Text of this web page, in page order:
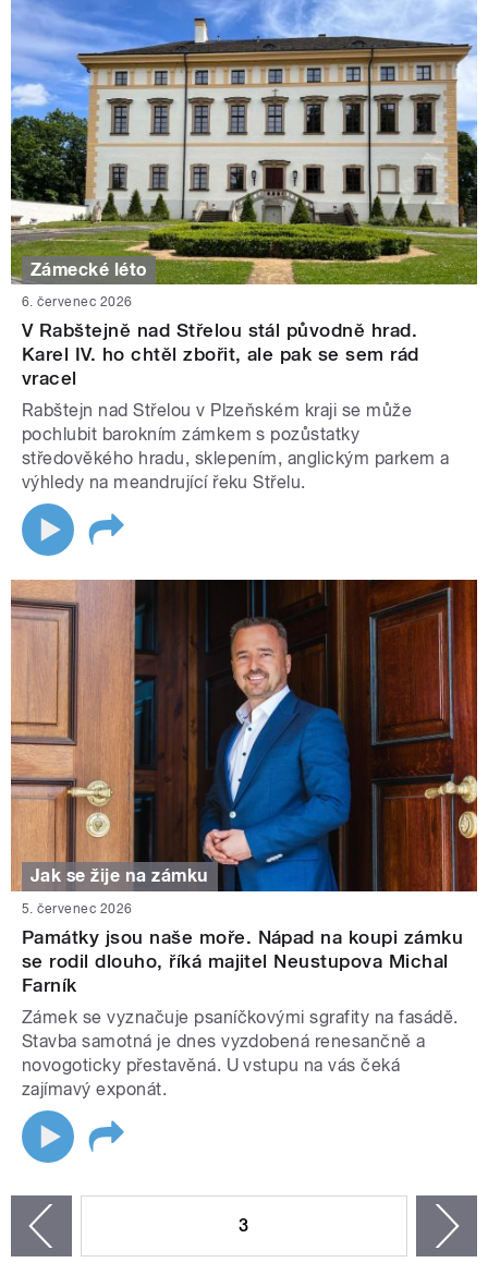
Zámecké léto
6. červenec 2026
V Rabštejně nad Střelou stál původně hrad.
Karel IV. ho chtěl zbořit, ale pak se sem rád
vracel
Rabštejn nad Střelou v Plzeňském kraji se může
pochlubit barokním zámkem s pozůstatky
středověkého hradu, sklepením, anglickým parkem a
výhledy na meandrující řeku Střelu.
Jak se žije na zámku
5. červenec 2026
Památky jsou naše moře. Nápad na koupi zámku
se rodil dlouho, říká majitel Neustupova Michal
Farník
Zámek se vyznačuje psaníčkovými sgrafity na fasádě.
Stavba samotná je dnes vyzdobená renesančně a
novogoticky přestavěná. U vstupu na vás čeká
zajímavý exponát.
3